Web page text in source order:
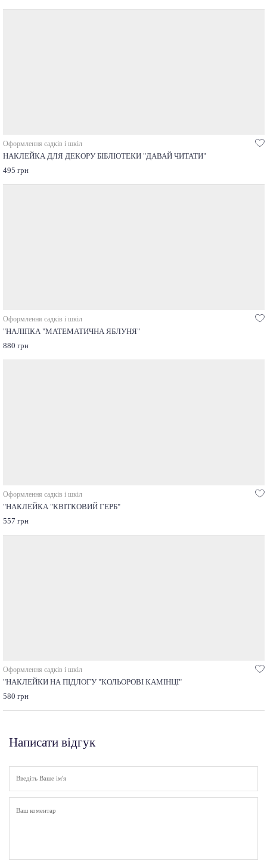
Оформлення садків і шкіл
НАКЛЕЙКА ДЛЯ ДЕКОРУ БІБЛІОТЕКИ "ДАВАЙ ЧИТАТИ"
495 грн
Оформлення садків і шкіл
"НАЛІПКА "МАТЕМАТИЧНА ЯБЛУНЯ"
880 грн
Оформлення садків і шкіл
"НАКЛЕЙКА "КВІТКОВИЙ ГЕРБ"
557 грн
Оформлення садків і шкіл
"НАКЛЕЙКИ НА ПІДЛОГУ "КОЛЬОРОВІ КАМІНЦІ"
580 грн
Написати відгук